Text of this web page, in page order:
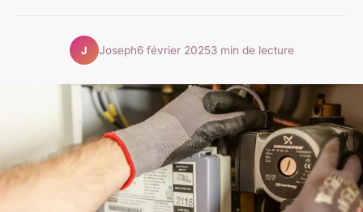
J Joseph6 février 20253 min de lecture